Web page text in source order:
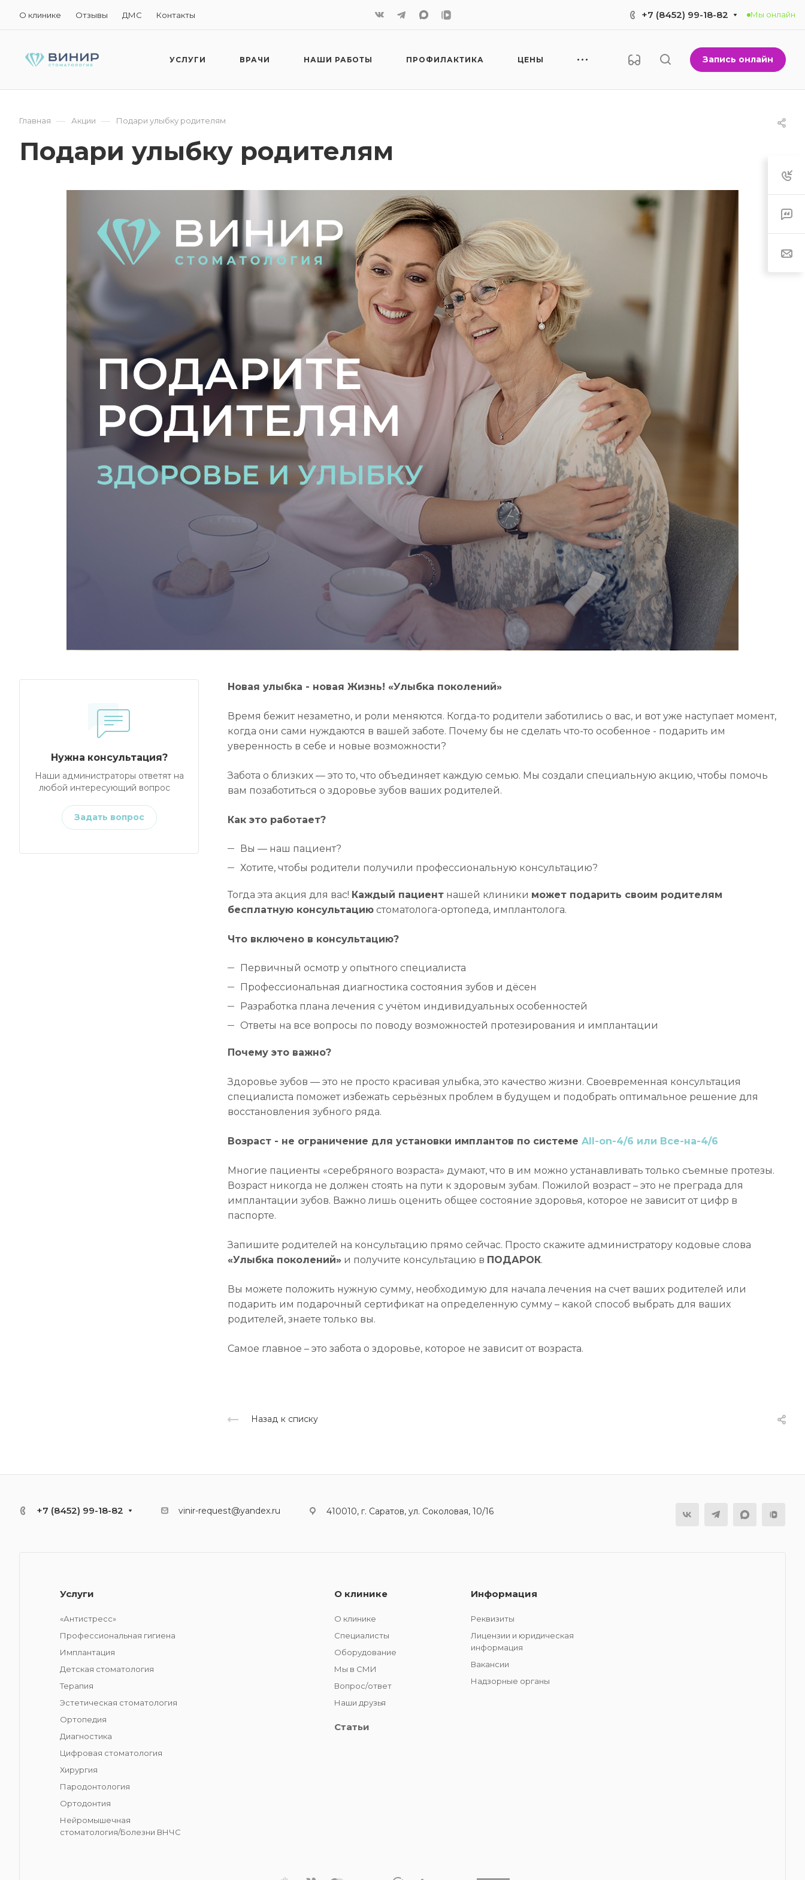
О клинике Отзывы ДМС Контакты +7 (8452) 99-18-82 Мы онлайн
УСЛУГИ ВРАЧИ НАШИ РАБОТЫ ПРОФИЛАКТИКА ЦЕНЫ Запись онлайн
Главная — Акции — Подари улыбку родителям
Подари улыбку родителям
Новая улыбка - новая Жизнь! «Улыбка поколений»
Время бежит незаметно, и роли меняются. Когда-то родители заботились о вас, и вот уже наступает момент,
когда они сами нуждаются в вашей заботе. Почему бы не сделать что-то особенное - подарить им
уверенность в себе и новые возможности?
Забота о близких — это то, что объединяет каждую семью. Мы создали специальную акцию, чтобы помочь
вам позаботиться о здоровье зубов ваших родителей.
Как это работает?
Вы — наш пациент?
Хотите, чтобы родители получили профессиональную консультацию?
Тогда эта акция для вас! Каждый пациент нашей клиники может подарить своим родителям
бесплатную консультацию стоматолога-ортопеда, имплантолога.
Что включено в консультацию?
Первичный осмотр у опытного специалиста
Профессиональная диагностика состояния зубов и дёсен
Разработка плана лечения с учётом индивидуальных особенностей
Ответы на все вопросы по поводу возможностей протезирования и имплантации
Почему это важно?
Здоровье зубов — это не просто красивая улыбка, это качество жизни. Своевременная консультация
специалиста поможет избежать серьёзных проблем в будущем и подобрать оптимальное решение для
восстановления зубного ряда.
Возраст - не ограничение для установки имплантов по системе All-on-4/6 или Все-на-4/6
Многие пациенты «серебряного возраста» думают, что в им можно устанавливать только съемные протезы.
Возраст никогда не должен стоять на пути к здоровым зубам. Пожилой возраст – это не преграда для
имплантации зубов. Важно лишь оценить общее состояние здоровья, которое не зависит от цифр в
паспорте.
Запишите родителей на консультацию прямо сейчас. Просто скажите администратору кодовые слова
«Улыбка поколений» и получите консультацию в ПОДАРОК.
Вы можете положить нужную сумму, необходимую для начала лечения на счет ваших родителей или
подарить им подарочный сертификат на определенную сумму – какой способ выбрать для ваших
родителей, знаете только вы.
Самое главное – это забота о здоровье, которое не зависит от возраста.
Назад к списку
Нужна консультация?
Наши администраторы ответят на
любой интересующий вопрос
Задать вопрос
+7 (8452) 99-18-82 vinir-request@yandex.ru 410010, г. Саратов, ул. Соколовая, 10/16
Услуги
«Антистресс»
Профессиональная гигиена
Имплантация
Детская стоматология
Терапия
Эстетическая стоматология
Ортопедия
Диагностика
Цифровая стоматология
Хирургия
Пародонтология
Ортодонтия
Нейромышечная
стоматология/Болезни ВНЧС
О клинике
О клинике
Специалисты
Оборудование
Мы в СМИ
Вопрос/ответ
Наши друзья
Статьи
Информация
Реквизиты
Лицензии и юридическая
информация
Вакансии
Надзорные органы